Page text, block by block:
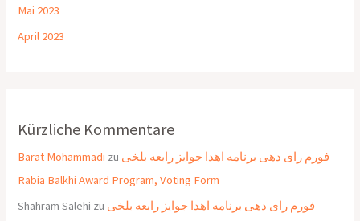
Mai 2023
April 2023
Kürzliche Kommentare
Barat Mohammadi zu فورم رای دهی برنامه اهدا جوایز رابعه بلخی
Rabia Balkhi Award Program, Voting Form
Shahram Salehi zu فورم رای دهی برنامه اهدا جوایز رابعه بلخی